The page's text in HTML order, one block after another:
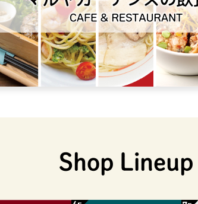
Shop Lineup